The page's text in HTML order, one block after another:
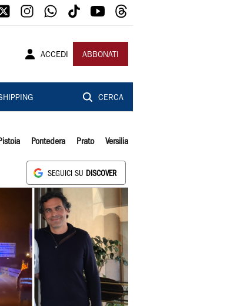
ACCEDI ABBONATI
CERCA
Pistoia Pontedera Prato Versilia
SEGUICI SU DISCOVER